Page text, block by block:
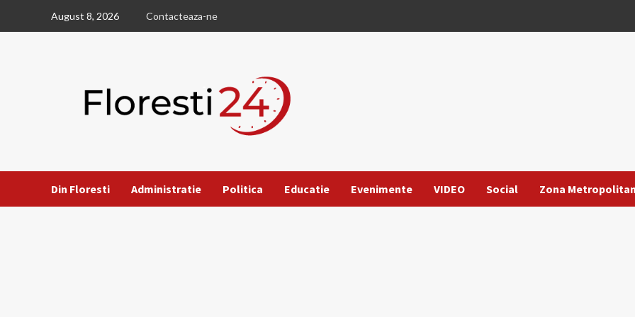
August 8, 2026 Contacteaza-ne
Din Floresti Administratie Politica Educatie Evenimente VIDEO Social Zona